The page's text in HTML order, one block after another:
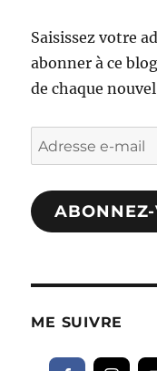
Saisissez votre
abonner à ce
de chaque
Adresse
e-
mail
ABONNEZ-
ME SUIVRE